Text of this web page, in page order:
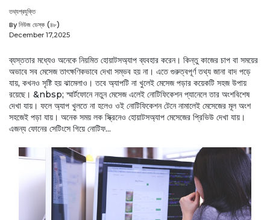
তথ্যপ্রযুক্তি
By নিউজ ডেস্ক (৪৮)
December 17,2025
ব্যস্ততার মধ্যেও অনেকে নিয়মিত হোয়াটসঅ্যাপ ব্যবহার করেন। কিন্তু কাজের চাপ বা সময়ের
অভাবে সব মেসেজ তাৎক্ষণিকভাবে দেখা সম্ভব হয় না। এতে গুরুত্বপূর্ণ তথ্য জানা বাদ পড়ে
যায়, কখনও সৃষ্টি হয় ঝামেলাও। তবে অ্যাপটি না খুলেই মেসেজ পড়ার কয়েকটি সহজ উপায়
রয়েছে। &nbsp; স্মার্টফোনে নতুন মেসেজ এলেই নোটিফিকেশন প্যানেলে তার অংশবিশেষ
দেখা যায়। ফলে অ্যাপ খুলতে না হলেও ওই নোটিফিকেশন টেনে নামালেই মেসেজের মূল অংশ
সহজেই পড়া যায়। অনেক সময় লক স্ক্রিনেও হোয়াটসঅ্যাপ মেসেজের প্রিভিউ দেখা যায়।
এজন্য ফোনের সেটিংসে গিয়ে নোটিফ...